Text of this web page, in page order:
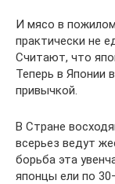
И мясо в
практически не
Считают, что
Теперь в Японии
привычкой.
В Стране
всерьез ведут
борьба эта
японцы ели по